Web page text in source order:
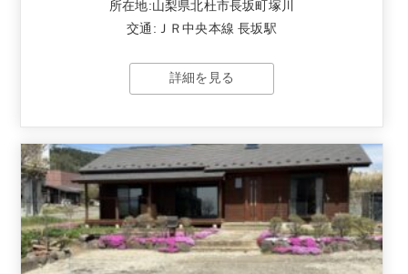
所在地:山梨県北杜市長坂町塚川
交通:ＪＲ中央本線 長坂駅
詳細を見る